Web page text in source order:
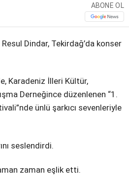
Youtube
ABONE OL
Dindar, Tekirdağ’da konser
Karadeniz İlleri Kültür,
Derneğince düzenlenen “1.
ünlü şarkıcı sevenleriyle
seslendirdi.
zaman eşlik etti.